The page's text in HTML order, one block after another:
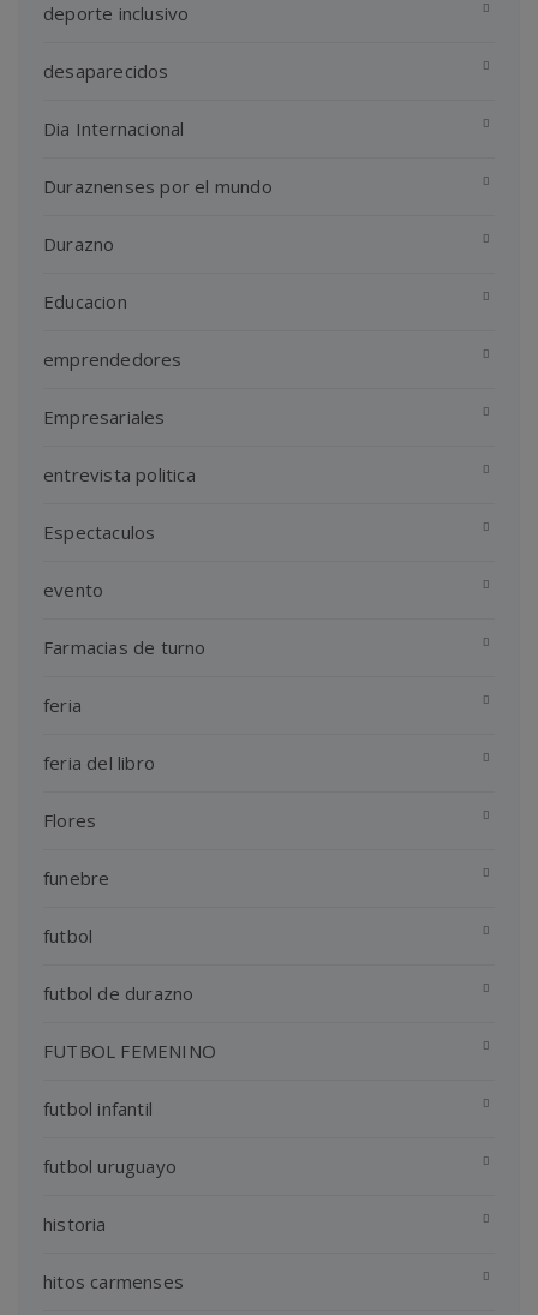
deporte inclusivo
desaparecidos
Dia Internacional
Duraznenses por el mundo
Durazno
Educacion
emprendedores
Empresariales
entrevista politica
Espectaculos
evento
Farmacias de turno
feria
feria del libro
Flores
funebre
futbol
futbol de durazno
FUTBOL FEMENINO
futbol infantil
futbol uruguayo
historia
hitos carmenses